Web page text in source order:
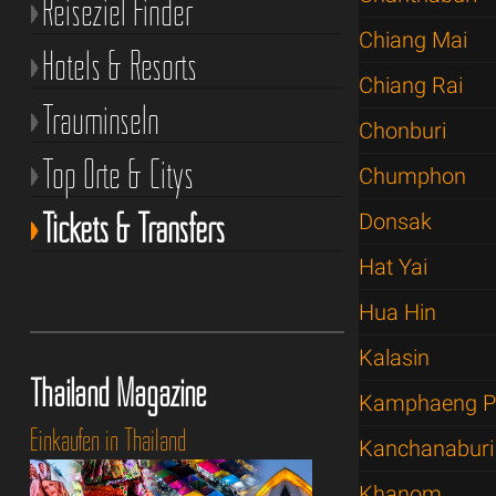
Chiang Mai
Chiang Rai
Chonburi
Chumphon
Donsak
Hat Yai
Hua Hin
Kalasin
Kamphaeng
Kanchanaburi
Reiseziel Finder
Hotels & Resorts
Trauminseln
Top Orte & Citys
Tickets & Transfers
Thailand Magazine
Einkaufen in Thailand